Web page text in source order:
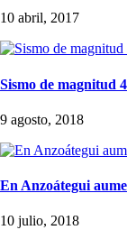
10 abril, 2017
Sismo de magnitud
9 agosto, 2018
En Anzoátegui
10 julio, 2018